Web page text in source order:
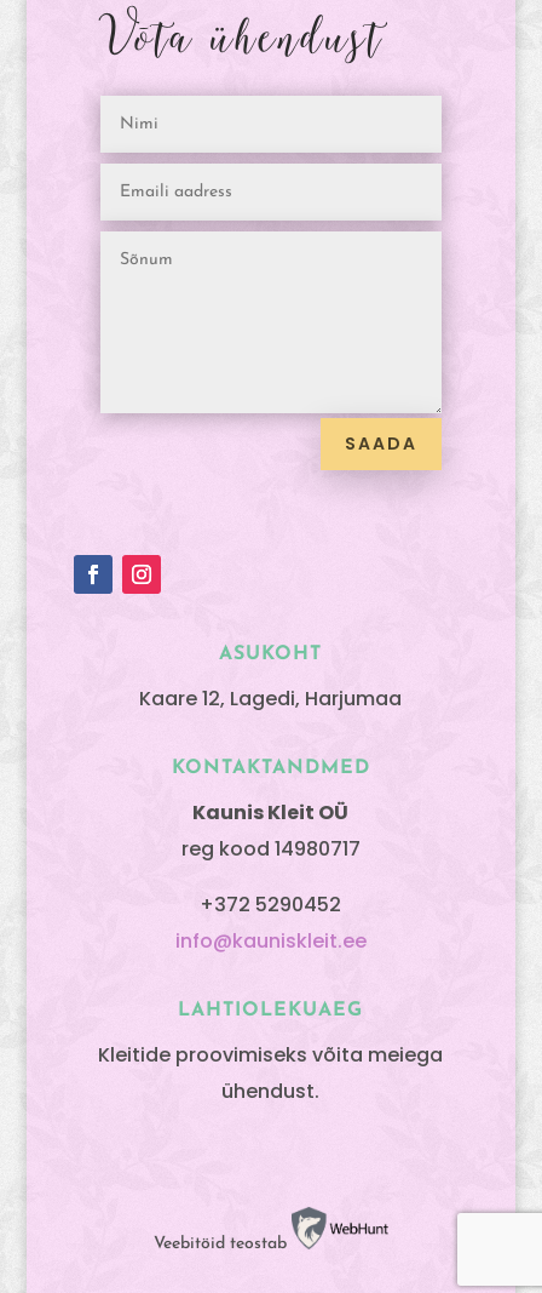
Võta ühendust
SAADA
ASUKOHT
Kaare 12, Lagedi, Harjumaa
KONTAKTANDMED
Kaunis Kleit OÜ
reg kood 14980717
+372 5290452
info@kauniskleit.ee
LAHTIOLEKUAEG
Kleitide proovimiseks võita meiega
ühendust.
Veebitöid teostab